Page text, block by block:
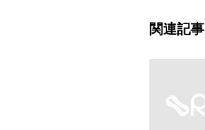
関連記事